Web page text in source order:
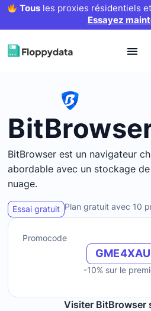
Tous les proxies résidentiels
Essayez
BitBrowser est un navigateur
abordable avec un stockage
nuage.
Essai gratuit Plan gratuit avec 10
Promocode
-10% sur le
Visiter BitBrowser